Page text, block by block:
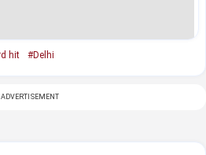
hit #Delhi
ADVERTISEMENT